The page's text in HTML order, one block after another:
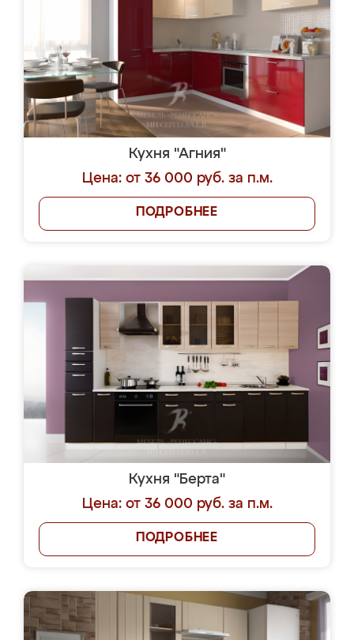
Кухня "Агния"
Цена: от 36 000 руб. за п.м.
ПОДРОБНЕЕ
Кухня "Берта"
Цена: от 36 000 руб. за п.м.
ПОДРОБНЕЕ